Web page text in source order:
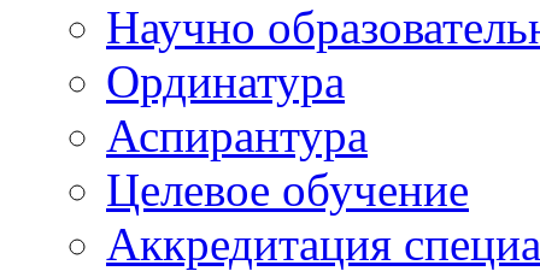
Научно
Ординатура
Аспирантура
Целевое обучение
Аккредитация